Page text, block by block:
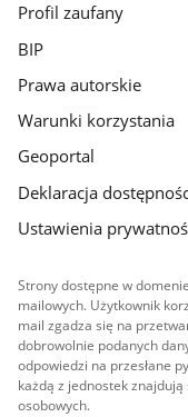
Profil zaufany
BIP
Prawa autorskie
Warunki korzystania
Geoportal
Deklaracja
Ustawienia
Strony dostępne w
mailowych. Użytkownik
mail zgadza się na
dobrowolnie podanych
odpowiedzi na przesłane
każdą z jednostek
osobowych.